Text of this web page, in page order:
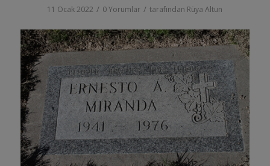
11 Ocak 2022 / 0 Yorumlar / tarafından Rüya Altun